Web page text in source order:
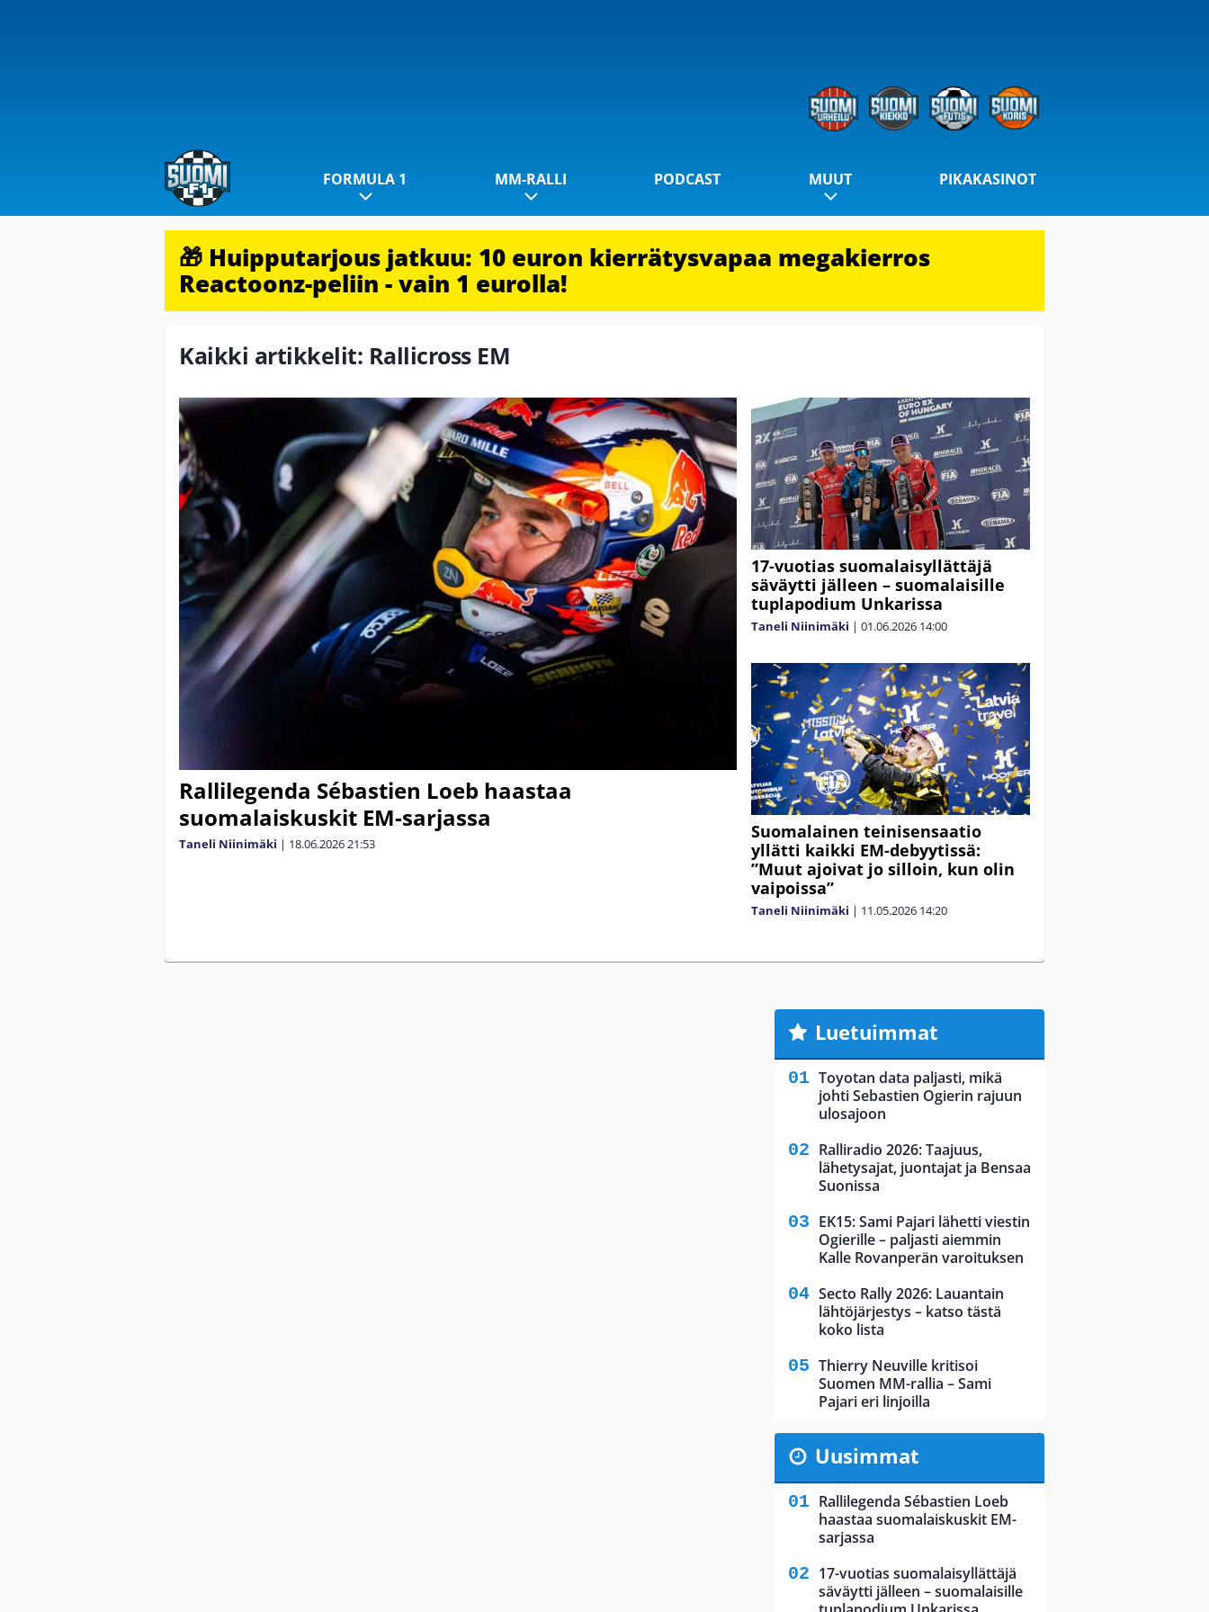
FORMULA 1 MM-RALLI PODCAST MUUT PIKAKASINOT
🎁 Huipputarjous jatkuu: 10 euron kierrätysvapaa megakierros
Reactoonz-peliin - vain 1 eurolla!
Kaikki artikkelit: Rallicross EM
Rallilegenda Sébastien Loeb haastaa
suomalaiskuskit EM-sarjassa
Taneli Niinimäki | 18.06.202621:53
17-vuotias suomalaisyllättäjä
säväytti jälleen – suomalaisille
tuplapodium Unkarissa
Taneli Niinimäki | 01.06.2026 14:00
Suomalainen teinisensaatio
yllätti kaikki EM-debyytissä:
”Muut ajoivat jo silloin, kun olin
vaipoissa”
Taneli Niinimäki | 11.05.2026 14:20
Luetuimmat
Toyotan data paljasti, mikä
johti Sebastien Ogierin rajuun
ulosajoon
Ralliradio 2026: Taajuus,
lähetysajat, juontajat ja Bensaa
Suonissa
EK15: Sami Pajari lähetti viestin
Ogierille – paljasti aiemmin
Kalle Rovanperän varoituksen
Secto Rally 2026: Lauantain
lähtöjärjestys – katso tästä
koko lista
Thierry Neuville kritisoi
Suomen MM-rallia – Sami
Pajari eri linjoilla
Uusimmat
Rallilegenda Sébastien Loeb
haastaa suomalaiskuskit EM-
sarjassa
17-vuotias suomalaisyllättäjä
säväytti jälleen – suomalaisille